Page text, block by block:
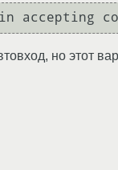
но этот